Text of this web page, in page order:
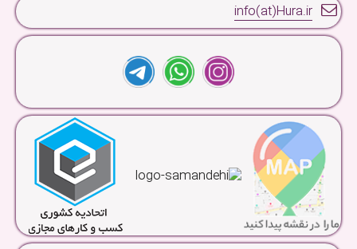
info(at)Hura.ir